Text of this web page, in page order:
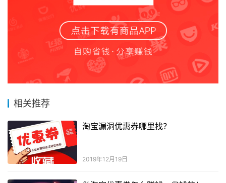
相关推荐
淘宝漏洞优惠券哪里找？
2019年12月19日